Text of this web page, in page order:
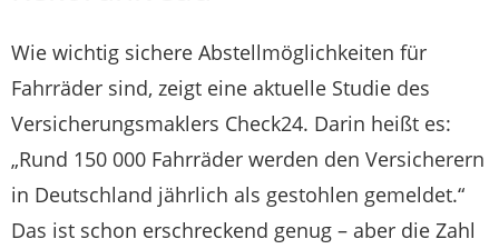
Wie wichtig sichere Abstellmöglichkeiten für
Fahrräder sind, zeigt eine aktuelle Studie des
Versicherungsmaklers Check24. Darin heißt es:
„Rund 150 000 Fahrräder werden den Versicherern
in Deutschland jährlich als gestohlen gemeldet.“
Das ist schon erschreckend genug – aber die Zahl